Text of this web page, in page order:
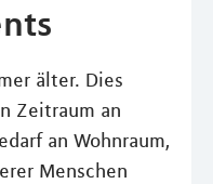
älter. Dies
Zeitraum an
an Wohnraum,
Menschen